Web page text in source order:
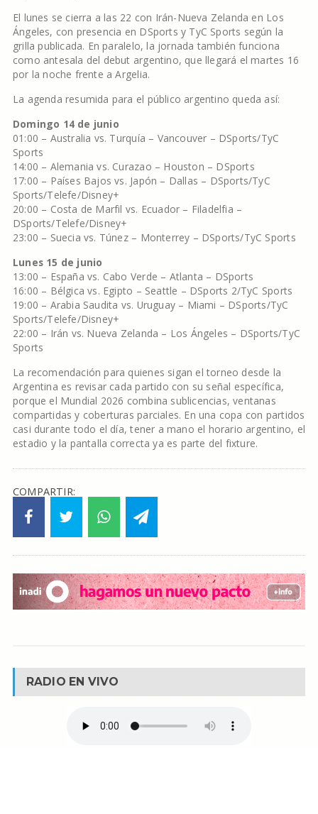
El lunes se cierra a las 22 con Irán-Nueva Zelanda en Los
Ángeles, con presencia en DSports y TyC Sports según la
grilla publicada. En paralelo, la jornada también funciona
como antesala del debut argentino, que llegará el martes 16
por la noche frente a Argelia.
La agenda resumida para el público argentino queda así:
Domingo 14 de junio
01:00 – Australia vs. Turquía – Vancouver – DSports/TyC
Sports
14:00 – Alemania vs. Curazao – Houston – DSports
17:00 – Países Bajos vs. Japón – Dallas – DSports/TyC
Sports/Telefe/Disney+
20:00 – Costa de Marfil vs. Ecuador – Filadelfia –
DSports/Telefe/Disney+
23:00 – Suecia vs. Túnez – Monterrey – DSports/TyC Sports
Lunes 15 de junio
13:00 – España vs. Cabo Verde – Atlanta – DSports
16:00 – Bélgica vs. Egipto – Seattle – DSports 2/TyC Sports
19:00 – Arabia Saudita vs. Uruguay – Miami – DSports/TyC
Sports/Telefe/Disney+
22:00 – Irán vs. Nueva Zelanda – Los Ángeles – DSports/TyC
Sports
La recomendación para quienes sigan el torneo desde la
Argentina es revisar cada partido con su señal específica,
porque el Mundial 2026 combina sublicencias, ventanas
compartidas y coberturas parciales. En una copa con partidos
casi durante todo el día, tener a mano el horario argentino, el
estadio y la pantalla correcta ya es parte del fixture.
COMPARTIR:
RADIO EN VIVO